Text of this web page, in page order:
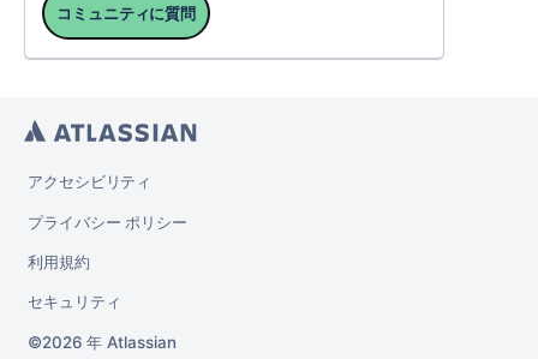
コミュニティに質問
アクセシビリティ
プライバシー ポリシー
利用規約
セキュリティ
2026 年 Atlassian